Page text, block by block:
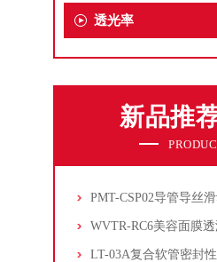
透光率
新品推
LT-03A复合软管密封